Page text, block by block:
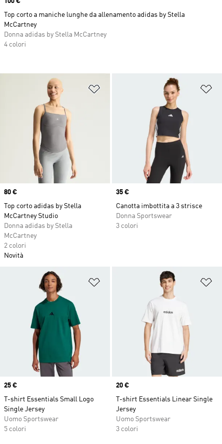
Aggiungi alla lista dei desideri
Price
80 €
Top corto adidas by Stella
McCartney Studio
Donna adidas by Stella
McCartney
2 colori
Novità
Price
35 €
Canotta imbottita a 3 strisce
Donna Sportswear
3 colori
Aggiungi alla lista dei desideri
Price
25 €
T-shirt Essentials Small Logo
Single Jersey
Uomo Sportswear
5 colori
Price
20 €
T-shirt Essentials Linear Single
Jersey
Uomo Sportswear
3 colori
Top corto a maniche lunghe da allenamento adidas by Stella
McCartney
Donna adidas by Stella McCartney
4 colori